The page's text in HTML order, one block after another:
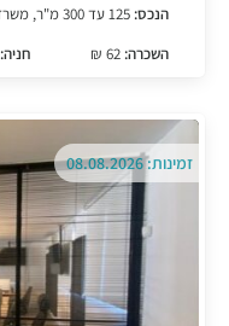
הנכס:
השכרה:
חניה:
זמינות: 08.08.2026